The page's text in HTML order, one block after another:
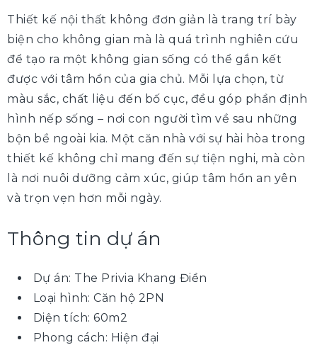
Thiết kế nội thất không đơn giản là trang trí bày
biện cho không gian mà là quá trình nghiên cứu
để tạo ra một không gian sống có thể gắn kết
được với tâm hồn của gia chủ. Mỗi lựa chọn, từ
màu sắc, chất liệu đến bố cục, đều góp phần định
hình nếp sống – nơi con người tìm về sau những
bộn bề ngoài kia. Một căn nhà với sự hài hòa trong
thiết kế không chỉ mang đến sự tiện nghi, mà còn
là nơi nuôi dưỡng cảm xúc, giúp tâm hồn an yên
và trọn vẹn hơn mỗi ngày.
Thông tin dự án
Dự án: The Privia Khang Điền
Loại hình: Căn hộ 2PN
Diện tích: 60m2
Phong cách: Hiện đại